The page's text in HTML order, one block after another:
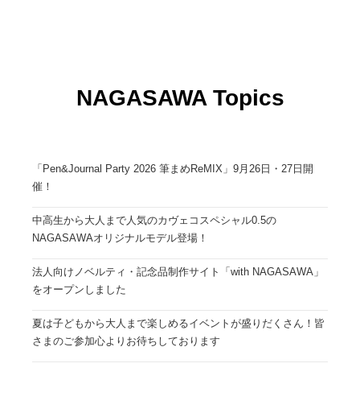
NAGASAWA Topics
「Pen&Journal Party 2026 筆まめReMIX」9月26日・27日開
催！
中高生から大人まで人気のカヴェコスペシャル0.5の
NAGASAWAオリジナルモデル登場！
法人向けノベルティ・記念品制作サイト「with NAGASAWA」
をオープンしました
夏は子どもから大人まで楽しめるイベントが盛りだくさん！皆
さまのご参加心よりお待ちしております